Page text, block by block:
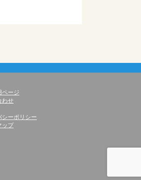
ページ
わせ
シーポリシー
ップ